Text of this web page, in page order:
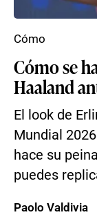
Cómo se
Haaland
El look de
Mundial
hace su
puedes
Cómo
Paolo Valdivia